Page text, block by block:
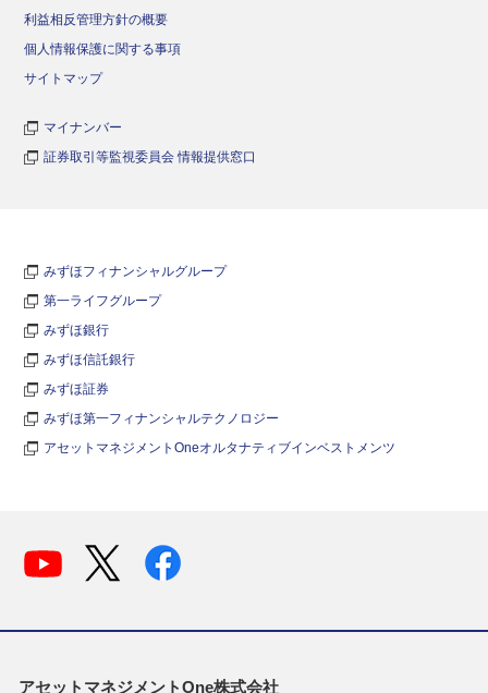
利益相反管理方針の概要
個人情報保護に関する事項
サイトマップ
マイナンバー
証券取引等監視委員会 情報提供窓口
みずほフィナンシャルグループ
第一ライフグループ
みずほ銀行
みずほ信託銀行
みずほ証券
みずほ第一フィナンシャルテクノロジー
アセットマネジメントOneオルタナティブインベストメンツ
アセットマネジメントOne株式会社